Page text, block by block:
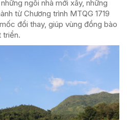
ngôi nhà mới xây, những
từ Chương trình MTQG 1719
đổi thay, giúp vùng đồng bào
triển.